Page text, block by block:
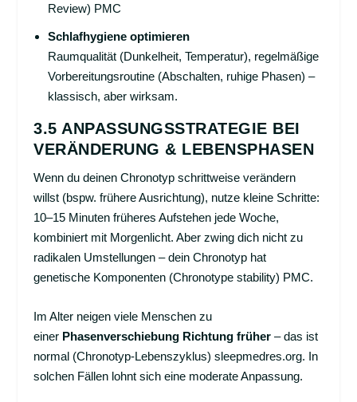
Review) PMC
Schlafhygiene optimieren
Raumqualität (Dunkelheit, Temperatur), regelmäßige
Vorbereitungsroutine (Abschalten, ruhige Phasen) –
klassisch, aber wirksam.
3.5 ANPASSUNGSSTRATEGIE BEI
VERÄNDERUNG & LEBENSPHASEN
Wenn du deinen Chronotyp schrittweise verändern
willst (bspw. frühere Ausrichtung), nutze kleine Schritte:
10–15 Minuten früheres Aufstehen jede Woche,
kombiniert mit Morgenlicht. Aber zwing dich nicht zu
radikalen Umstellungen – dein Chronotyp hat
genetische Komponenten (Chronotype stability) PMC.
Im Alter neigen viele Menschen zu
einer Phasenverschiebung Richtung früher – das ist
normal (Chronotyp-Lebenszyklus)sleepmedres.org. In
solchen Fällen lohnt sich eine moderate Anpassung.